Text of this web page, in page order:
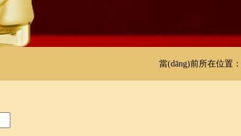
當(dāng)前所在位置：